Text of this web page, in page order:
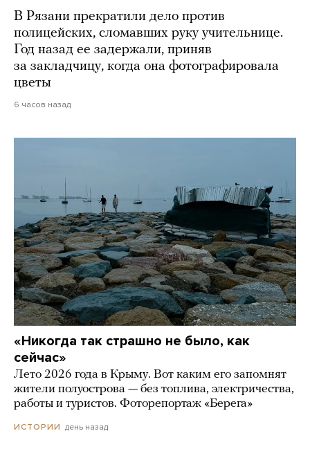
В Рязани прекратили дело против
полицейских, сломавших руку учительнице.
Год назад ее задержали, приняв
за закладчицу, когда она фотографировала
цветы
6 часов назад
«Никогда так страшно не было, как
сейчас»
Лето 2026 года в Крыму. Вот каким его запомнят
жители полуострова — без топлива, электричества,
работы и туристов. Фоторепортаж «Берега»
ИСТОРИИ день назад